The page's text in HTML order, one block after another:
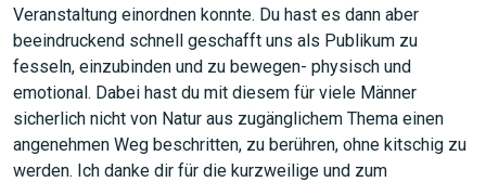
Veranstaltung einordnen konnte. Du hast es dann aber
beeindruckend schnell geschafft uns als Publikum zu
fesseln, einzubinden und zu bewegen- physisch und
emotional. Dabei hast du mit diesem für viele Männer
sicherlich nicht von Natur aus zugänglichem Thema einen
angenehmen Weg beschritten, zu berühren, ohne kitschig zu
werden. Ich danke dir für die kurzweilige und zum